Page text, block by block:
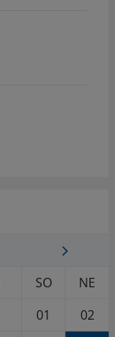
SO
NE
01
02